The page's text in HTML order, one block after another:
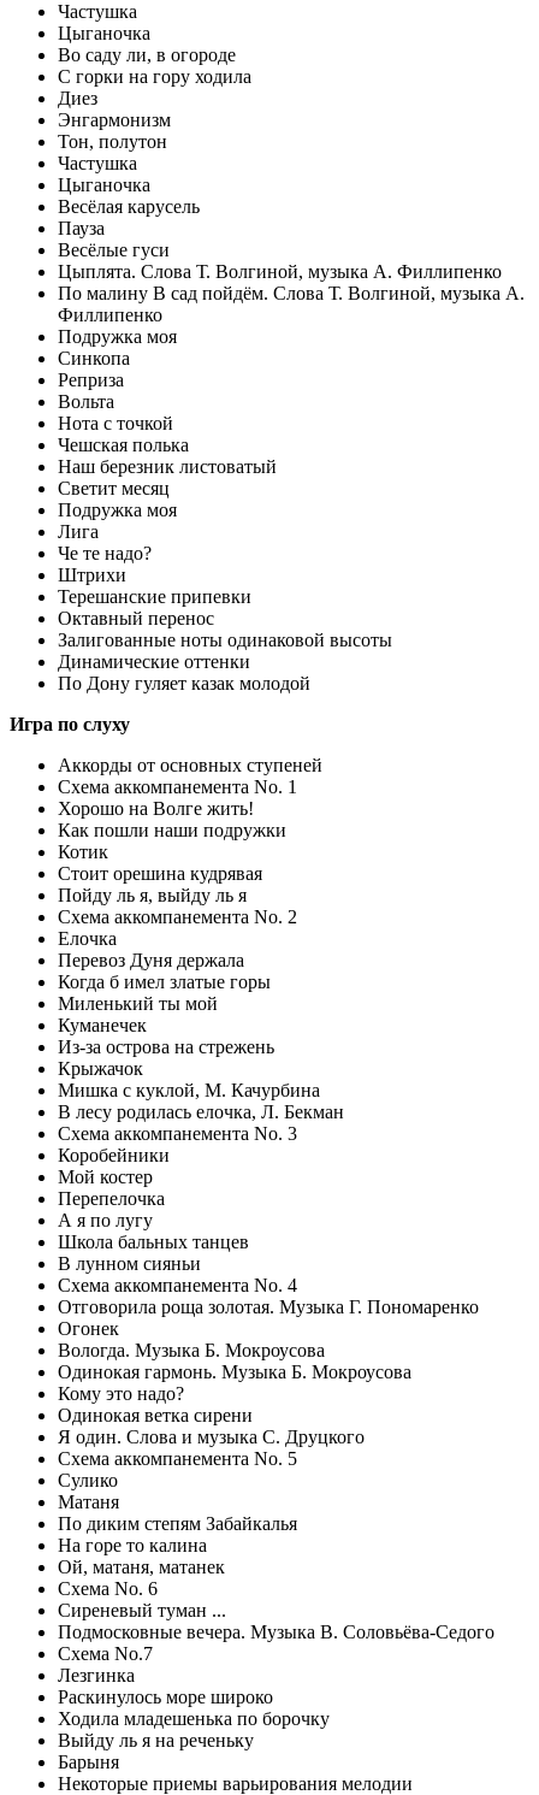
Частушка
Цыганочка
Во саду ли, в огороде
С горки на гору ходила
Диез
Энгармонизм
Тон, полутон
Частушка
Цыганочка
Весёлая карусель
Пауза
Весёлые гуси
Цыплята. Слова Т. Волгиной, музыка А. Филлипенко
По малину В сад пойдём. Слова Т. Волгиной, музыка А.
Филлипенко
Подружка моя
Синкопа
Реприза
Вольта
Нота с точкой
Чешская полька
Наш березник листоватый
Светит месяц
Подружка моя
Лига
Че те надо?
Штрихи
Терешанские припевки
Октавный перенос
Залигованные ноты одинаковой высоты
Динамические оттенки
По Дону гуляет казак молодой
Игра по слуху
Аккорды от основных ступеней
Схема аккомпанемента No. 1
Хорошо на Волге жить!
Как пошли наши подружки
Котик
Стоит орешина кудрявая
Пойду ль я, выйду ль я
Схема аккомпанемента No. 2
Елочка
Перевоз Дуня держала
Когда б имел златые горы
Миленький ты мой
Куманечек
Из-за острова на стрежень
Крыжачок
Мишка с куклой, М. Качурбина
В лесу родилась елочка, Л. Бекман
Схема аккомпанемента No. 3
Коробейники
Мой костер
Перепелочка
А я по лугу
Школа бальных танцев
В лунном сияньи
Схема аккомпанемента No. 4
Отговорила роща золотая. Музыка Г. Пономаренко
Огонек
Вологда. Музыка Б. Мокроусова
Одинокая гармонь. Музыка Б. Мокроусова
Кому это надо?
Одинокая ветка сирени
Я один. Слова и музыка С. Друцкого
Схема аккомпанемента No. 5
Сулико
Матаня
По диким степям Забайкалья
На горе то калина
Ой, матаня, матанек
Схема No. 6
Сиреневый туман ...
Подмосковные вечера. Музыка В. Соловьёва-Седого
Схема No.7
Лезгинка
Раскинулось море широко
Ходила младешенька по борочку
Выйду ль я на реченьку
Барыня
Некоторые приемы варьирования мелодии